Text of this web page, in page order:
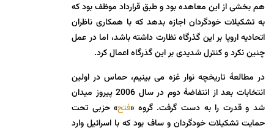
هم بخشی از این معاهده بود و طبق قرارداد موظف بود که
به تشکیلات خودگردان اجازه بدهد که با همکاری ناظران
اتحادیه اروپا بر این گذرگاه نظارت داشته باشد، اما در عمل
چنین نکرد و کنترل شدیدی بر این گذرگاه اعمال کرد.
در مطالعۀ تاریخچه نوار غزه می بینیم، حماس در اولین
انتخابات بعد از انتفاضۀ دوم در سال 2006 پیروز میدان
شد و قدرت را به دست گرفت. گروه «فتح» حزبی تحت
حمایت تشکیلات خودگردان و ساف بود که با اسرائیل وارد